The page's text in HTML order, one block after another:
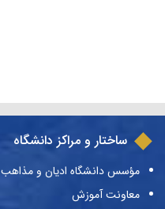
ساختار و مراکز دانشگاه
مؤسس دانشگاه ادیان و مذاهب
معاونت آموزش